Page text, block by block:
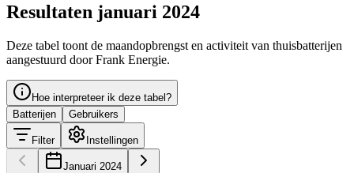
Resultaten januari 2024
Deze tabel toont de maandopbrengst en activiteit van thuisbatterijen
aangestuurd door Frank Energie.
Hoe interpreteer ik deze tabel?
Batterijen
Gebruikers
Filter Instellingen
Januari 2024